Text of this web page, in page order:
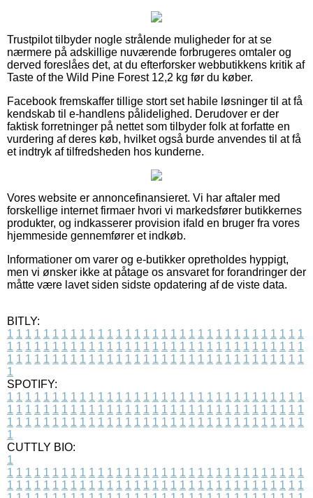
Trustpilot tilbyder nogle strålende muligheder for at se
nærmere på adskillige nuværende forbrugeres omtaler og
derved foreslåes det, at du efterforsker webbutikkens kritik af
Taste of the Wild Pine Forest 12,2 kg før du køber.
Facebook fremskaffer tillige stort set habile løsninger til at få
kendskab til e-handlens pålidelighed. Derudover er der
faktisk forretninger på nettet som tilbyder folk at forfatte en
vurdering af deres køb, hvilket også burde anvendes til at få
et indtryk af tilfredsheden hos kunderne.
Vores website er annoncefinansieret. Vi har aftaler med
forskellige internet firmaer hvori vi markedsfører butikkernes
produkter, og indkasserer provision ifald en bruger fra vores
hjemmeside gennemfører et indkøb.
Informationer om varer og e-butikker opretholdes hyppigt,
men vi ønsker ikke at påtage os ansvaret for forandringer der
måtte være lavet siden sidste opdatering af de viste data.
BITLY:
1 1 1 1 1 1 1 1 1 1 1 1 1 1 1 1 1 1 1 1 1 1 1 1 1 1 1 1 1 1 1 1 1
1 1 1 1 1 1 1 1 1 1 1 1 1 1 1 1 1 1 1 1 1 1 1 1 1 1 1 1 1 1 1 1 1
1 1 1 1 1 1 1 1 1 1 1 1 1 1 1 1 1 1 1 1 1 1 1 1 1 1 1 1 1 1 1 1 1
1
SPOTIFY:
1 1 1 1 1 1 1 1 1 1 1 1 1 1 1 1 1 1 1 1 1 1 1 1 1 1 1 1 1 1 1 1 1
1 1 1 1 1 1 1 1 1 1 1 1 1 1 1 1 1 1 1 1 1 1 1 1 1 1 1 1 1 1 1 1 1
1 1 1 1 1 1 1 1 1 1 1 1 1 1 1 1 1 1 1 1 1 1 1 1 1 1 1 1 1 1 1 1 1
1
CUTTLY BIO:
1
1 1 1 1 1 1 1 1 1 1 1 1 1 1 1 1 1 1 1 1 1 1 1 1 1 1 1 1 1 1 1 1 1
1 1 1 1 1 1 1 1 1 1 1 1 1 1 1 1 1 1 1 1 1 1 1 1 1 1 1 1 1 1 1 1 1